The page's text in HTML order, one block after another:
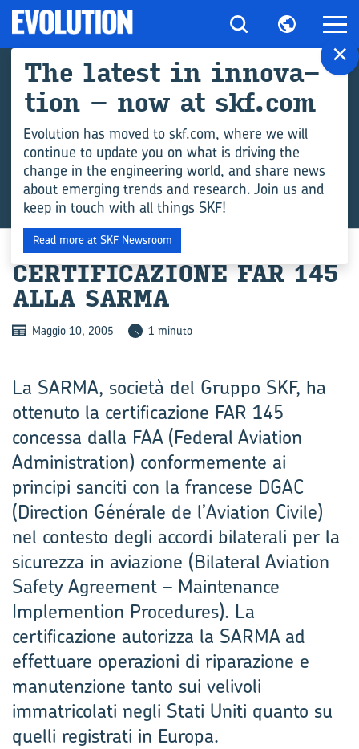
CER­TI­FI­CA­ZIO­NE FAR 145
ALLA SARMA
Maggio 10, 2005 1 minuto
La SARMA, società del Gruppo SKF, ha
ottenuto la certificazione FAR 145
concessa dalla FAA (Federal Aviation
Administration) conformemente ai
principi sanciti con la francese DGAC
(Direction Générale de l’Aviation Civile)
nel contesto degli accordi bilaterali per la
sicurezza in aviazione (Bilateral Aviation
Safety Agreement – Maintenance
Implemention Procedures). La
certificazione autorizza la SARMA ad
effettuare operazioni di riparazione e
manutenzione tanto sui velivoli
immatricolati negli Stati Uniti quanto su
quelli registrati in Europa.
×
The la­te­st in in­no­va­
tion – now at skf.com
Evolution has moved to skf.com, where we will
continue to update you on what is driving the
change in the engineering world, and share news
about emerging trends and research. Join us and
keep in touch with all things SKF!
Read more at SKF Newsroom